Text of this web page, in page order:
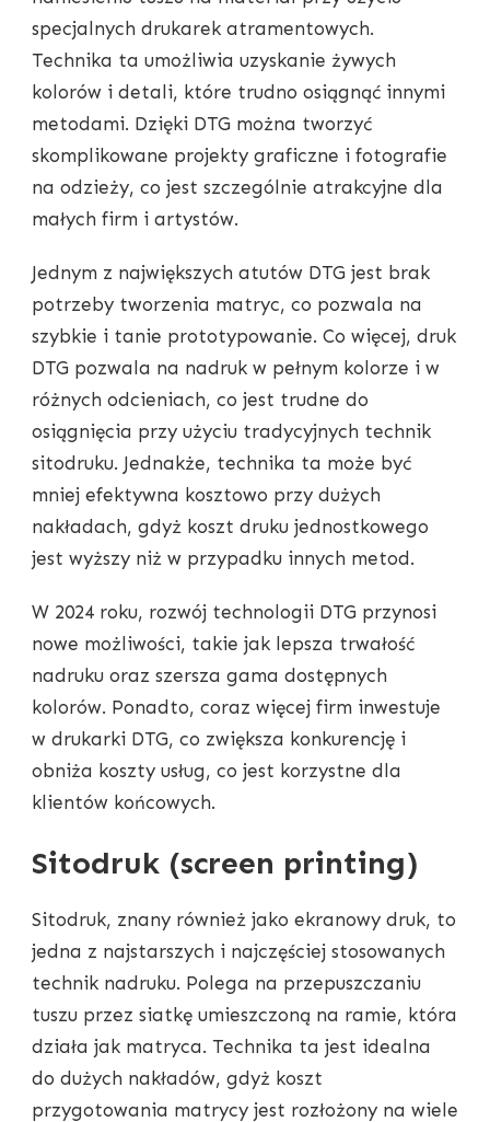
specjalnych drukarek atramentowych.
Technika ta umożliwia uzyskanie żywych
kolorów i detali, które trudno osiągnąć innymi
metodami. Dzięki DTG można tworzyć
skomplikowane projekty graficzne i fotografie
na odzieży, co jest szczególnie atrakcyjne dla
małych firm i artystów.
Jednym z największych atutów DTG jest brak
potrzeby tworzenia matryc, co pozwala na
szybkie i tanie prototypowanie. Co więcej, druk
DTG pozwala na nadruk w pełnym kolorze i w
różnych odcieniach, co jest trudne do
osiągnięcia przy użyciu tradycyjnych technik
sitodruku. Jednakże, technika ta może być
mniej efektywna kosztowo przy dużych
nakładach, gdyż koszt druku jednostkowego
jest wyższy niż w przypadku innych metod.
W 2024 roku, rozwój technologii DTG przynosi
nowe możliwości, takie jak lepsza trwałość
nadruku oraz szersza gama dostępnych
kolorów. Ponadto, coraz więcej firm inwestuje
w drukarki DTG, co zwiększa konkurencję i
obniża koszty usług, co jest korzystne dla
klientów końcowych.
Sitodruk (screen printing)
Sitodruk, znany również jako ekranowy druk, to
jedna z najstarszych i najczęściej stosowanych
technik nadruku. Polega na przepuszczaniu
tuszu przez siatkę umieszczoną na ramie, która
działa jak matryca. Technika ta jest idealna
do dużych nakładów, gdyż koszt
przygotowania matrycy jest rozłożony na wiele